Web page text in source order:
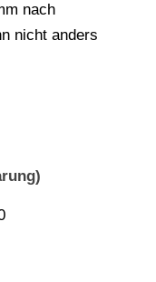
nach
nicht anders